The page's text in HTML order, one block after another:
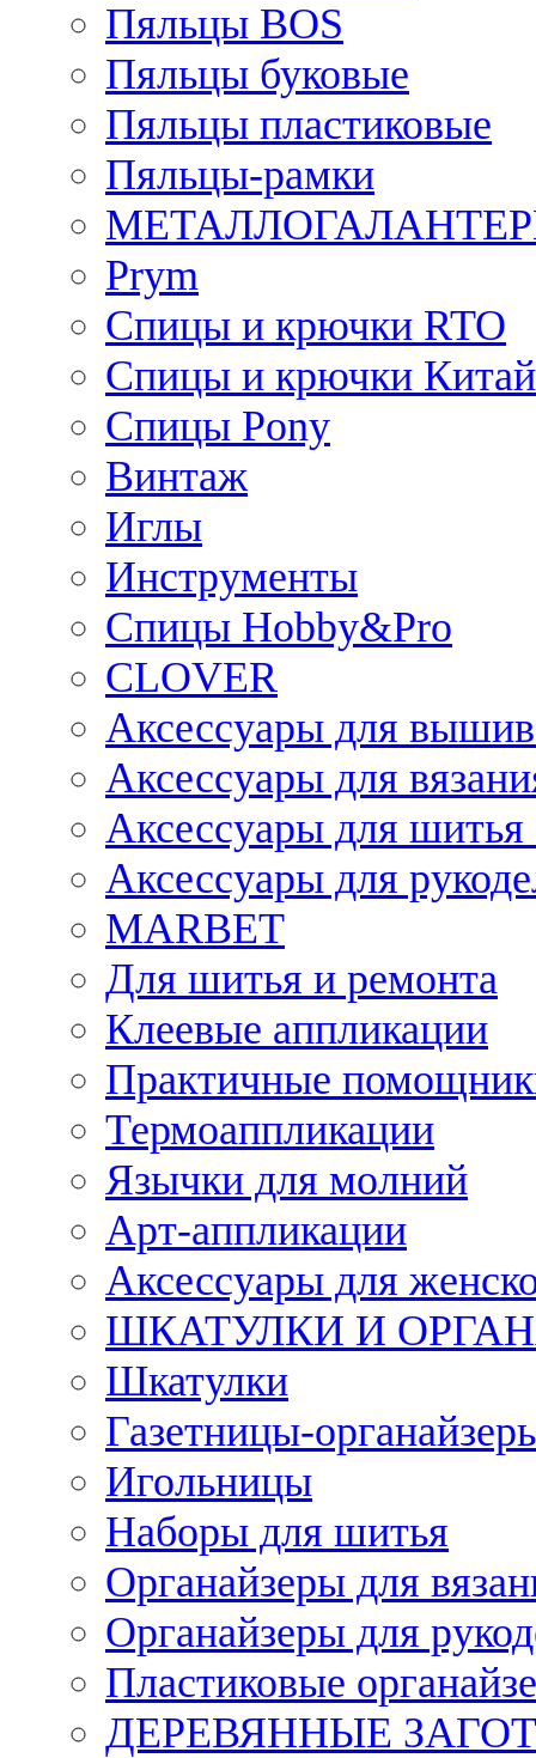
Пяльцы BOS
Пяльцы буковые
Пяльцы пластиковые
Пяльцы-рамки
Prym
Спицы и крючки RTO
Спицы и крючки Китай
Спицы Pony
Винтаж
Иглы
Инструменты
Спицы Hobby&Pro
CLOVER
Аксессуары для
Аксессуары для
Аксессуары для
Аксессуары для
MARBET
Для шитья и ремонта
Клеевые аппликации
Практичные
Термоаппликации
Язычки для молний
Арт-аппликации
Аксессуары для
ШКАТУЛКИ И
Шкатулки
Газетницы-
Игольницы
Наборы для шитья
Органайзеры для
Органайзеры для
Пластиковые
ДЕРЕВЯННЫЕ